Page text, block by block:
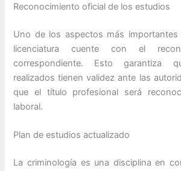
Reconocimiento oficial de los estudios
Uno de los aspectos más importantes
licenciatura cuente con el
correspondiente. Esto garantiza
realizados tienen validez ante las
que el título profesional será
laboral.
Plan de estudios actualizado
La criminología es una disciplina en